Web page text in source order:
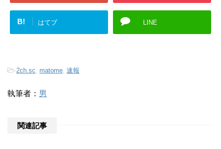
B! はてブ LINE
-2ch.sc, matome, 速報
執筆者： 男
関連記事